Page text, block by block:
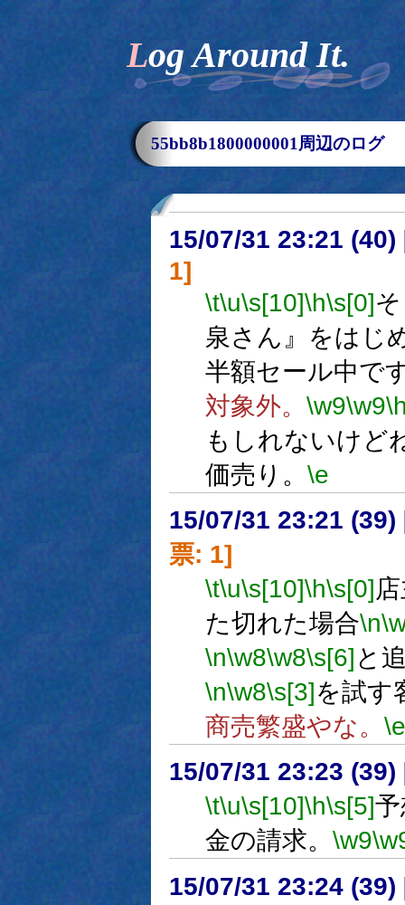
Log Around It.
55bb8b1800000001周辺のログ
15/07/31 23:21 (40)
1]
\t\u\s[10]\h\s[0]
泉さん』をはじ
半額セール中で
対象外。 \w9\w9
もしれないけど
価売り。 \e
15/07/31 23:21 (39)
票: 1]
\t\u\s[10]\h\s[0]
た切れた場合\n
\n\w8\w8\s[6] と
\n\w8\s[3]を試す
商売繁盛やな。 \e
15/07/31 23:23 (39)
\t\u\s[10]\h\s[5]
金の請求。 \w9
15/07/31 23:24 (39)